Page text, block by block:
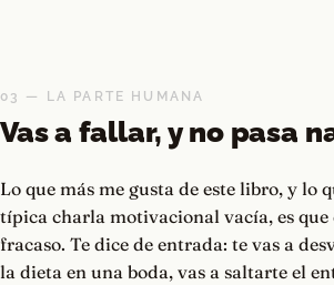
03 — LA PARTE HUMANA
Vas a fallar, y no pasa
Lo que más me gusta de este libro, y lo
típica charla motivacional vacía, es que
fracaso. Te dice de entrada: te vas a
la dieta en una boda, vas a saltarte el